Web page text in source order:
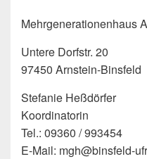
Mehrgenerationenhaus
Untere Dorfstr. 20
97450 Arnstein-Binsfeld
Stefanie Heßdörfer
Koordinatorin
Tel.: 09360 / 993454
E-Mail: mgh@binsfeld-